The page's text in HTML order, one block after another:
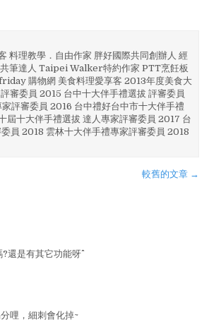
料理教學．自由作家 胖好國際共同創辦人 經
共筆達人 Taipei Walker特約作家 PTT烹飪板
購物網 美食料理愛享客 2013年度美食大
審委員 2015 台中十大伴手禮選拔 評審委員
評審委員 2016 台中禮好台中市十大伴手禮
屆十大伴手禮選拔 達人專家評審委員 2017 台
員 2018 雲林十大伴手禮專家評審委員 2018
較舊的文章 →
是有其它功能呀^^
哩，細刺會化掉~